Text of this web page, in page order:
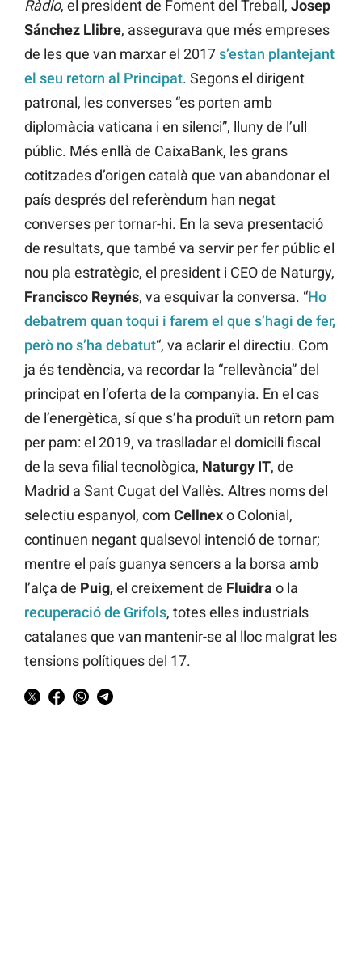
Ràdio, el president de Foment del Treball, Josep
Sánchez Llibre, assegurava que més empreses
de les que van marxar el 2017s’estan plantejant
el seu retorn al Principat. Segons el dirigent
patronal, les converses “es porten amb
diplomàcia vaticana i en silenci”, lluny de l’ull
públic. Més enllà de CaixaBank, les grans
cotitzades d’origen català que van abandonar el
país després del referèndum han negat
converses per tornar-hi. En la seva presentació
de resultats, que també va servir per fer públic el
nou pla estratègic, el president i CEO de Naturgy,
Francisco Reynés, va esquivar la conversa. “Ho
debatrem quan toqui i farem el que s’hagi de fer,
però no s’ha debatut“, va aclarir el directiu. Com
ja és tendència, va recordar la “rellevància” del
principat en l’oferta de la companyia. En el cas
de l’energètica, sí que s’ha produït un retorn pam
per pam: el 2019, va traslladar el domicili fiscal
de la seva filial tecnològica, Naturgy IT, de
Madrid a Sant Cugat del Vallès. Altres noms del
selectiu espanyol, com Cellnexo Colonial,
continuen negant qualsevol intenció de tornar;
mentre el país guanya sencers a la borsa amb
l’alça de Puig, el creixement de Fluidra o la
recuperació de Grifols, totes elles industrials
catalanes que van mantenir-se al lloc malgrat les
tensions polítiques del 17.